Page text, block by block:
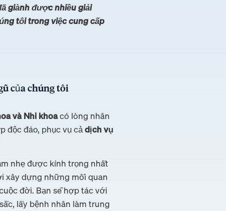
giành được nhiều giải
tôi trong việc cung cấp
của chúng tôi
và Nhi khoacó lòng nhân
độc đáo, phục vụ cảdịch vụ
nhẹ được kính trọng nhất
xây dựng những mối quan
đời. Bạn sẽ hợp tác với
lấy bệnh nhân làm trung